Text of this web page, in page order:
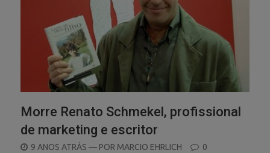
Morre Renato Schmekel, profissional
de marketing e escritor
POSTED
9 ANOS ATRÁS — POR MARCIO EHRLICH 0